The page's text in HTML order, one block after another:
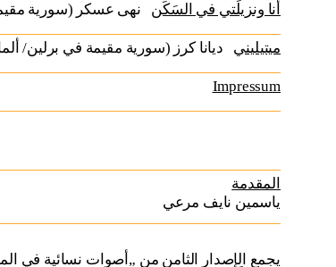
أنا ونزيلَتي في السَكَن نهى عسكر (سورية
ميتيليني ديانا كرز (سورية مقيمة في برلين/
Impressum
المقدمة
ياسمين نايف مرعي
يجمع الإصدار الثامن من „أصوات نسائية في